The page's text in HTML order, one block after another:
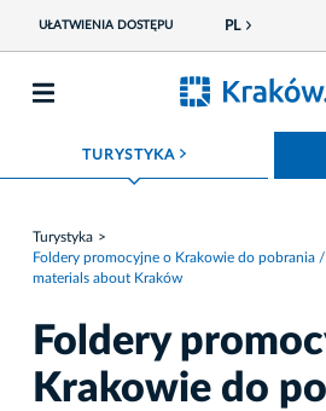
UŁATWIENIA DOSTĘPU PL
TURYSTYKA ROZWIŃ MENU
Turystyka
Foldery promocyjne o Krakowie do pobrania
materials about Kraków
Foldery
Krakowie do